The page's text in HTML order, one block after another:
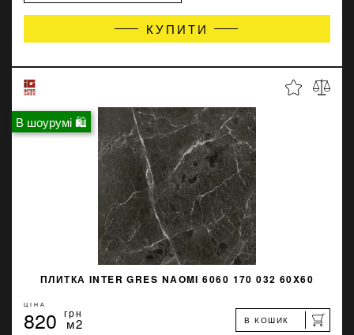
КУПИТИ
В шоурумі 🛍
ПЛИТКА INTER GRES NAOMI 6060 170 032 60X60
ЦІНА
820 грн
м2 В КОШИК